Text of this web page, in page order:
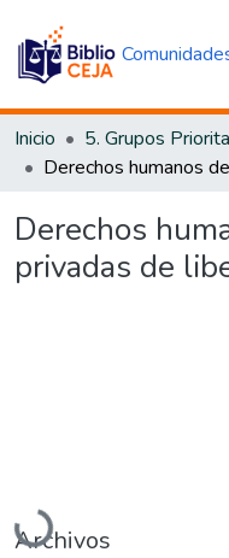
Inicio 5. Grupos
Derechos
privadas de
Cargando...
Archivos